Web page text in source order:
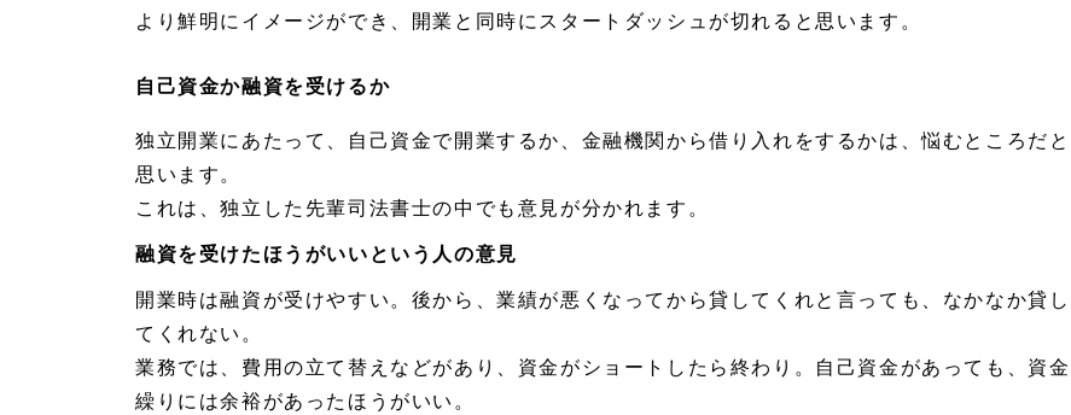
司法
ト比
1.
事務
し
1.
4.
独立
した
先輩
より鮮明にイメージができ、開業と同時にスタートダッシュが切れると思います。
自己資金か融資を受けるか
独立開業にあたって、自己資金で開業するか、金融機関から借り入れをするかは、悩むところだと
思います。
これは、独立した先輩司法書士の中でも意見が分かれます。
融資を受けたほうがいいという人の意見
開業時は融資が受けやすい。後から、業績が悪くなってから貸してくれと言っても、なかなか貸し
てくれない。
業務では、費用の立て替えなどがあり、資金がショートしたら終わり。自己資金があっても、資金
繰りには余裕があったほうがいい。